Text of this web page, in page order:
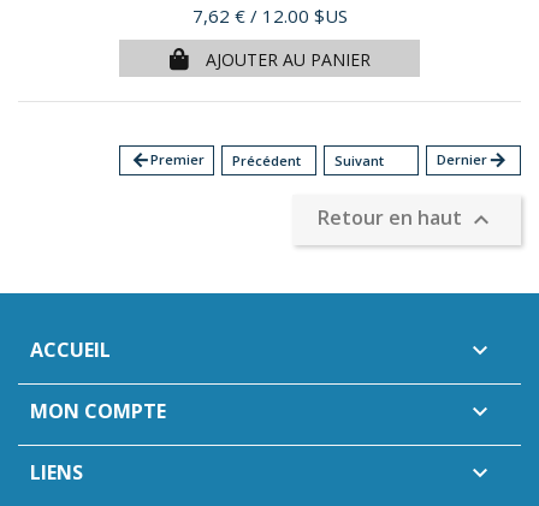
Prix
7,62 € / 12.00 $US
AJOUTER AU PANIER
arrow_backPremier Précédent Suivant Dernierarrow_forward
Retour en haut 
ACCUEIL 
MON COMPTE 
LIENS 